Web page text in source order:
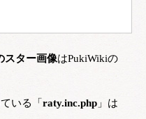
スター画像はPukiWikiの
いる「 raty.inc.php 」は